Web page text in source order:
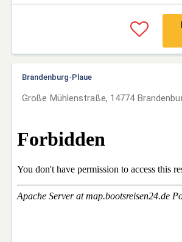
Brandenburg-Plaue
Große Mühlenstraße, 14774